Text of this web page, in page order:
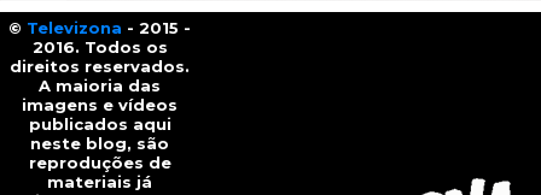
© Televizona - 2015 -
2016. Todos os
direitos reservados.
A maioria das
imagens e vídeos
publicados aqui
neste blog, são
reproduções de
materiais já